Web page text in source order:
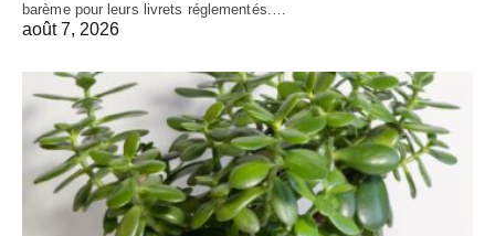
barème pour leurs livrets réglementés.…
août 7, 2026